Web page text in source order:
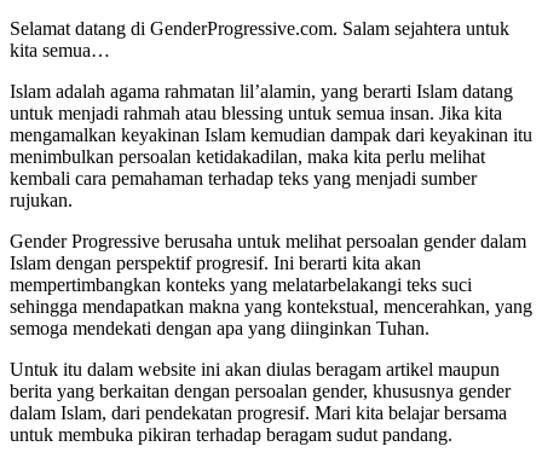
Selamat datang di GenderProgressive.com. Salam sejahtera untuk
kita semua…
Islam adalah agama rahmatan lil’alamin, yang berarti Islam datang
untuk menjadi rahmah atau blessing untuk semua insan. Jika kita
mengamalkan keyakinan Islam kemudian dampak dari keyakinan itu
menimbulkan persoalan ketidakadilan, maka kita perlu melihat
kembali cara pemahaman terhadap teks yang menjadi sumber
rujukan.
Gender Progressive berusaha untuk melihat persoalan gender dalam
Islam dengan perspektif progresif. Ini berarti kita akan
mempertimbangkan konteks yang melatarbelakangi teks suci
sehingga mendapatkan makna yang kontekstual, mencerahkan, yang
semoga mendekati dengan apa yang diinginkan Tuhan.
Untuk itu dalam website ini akan diulas beragam artikel maupun
berita yang berkaitan dengan persoalan gender, khususnya gender
dalam Islam, dari pendekatan progresif. Mari kita belajar bersama
untuk membuka pikiran terhadap beragam sudut pandang.